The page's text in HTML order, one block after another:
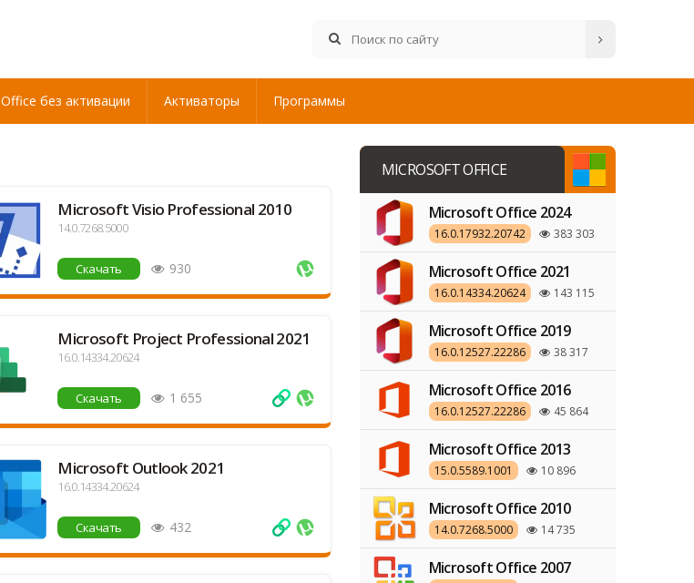
Office без активации Активаторы Программы
Microsoft Visio Professional 2010
14.0.7268.5000
Скачать 930
Microsoft Project Professional 2021
16.0.14334.20624
Скачать 1 655
Microsoft Outlook 2021
16.0.14334.20624
Скачать 432
MICROSOFT OFFICE
Microsoft Office 2024
16.0.17932.20742 383 303
Microsoft Office 2021
16.0.14334.20624 143 115
Microsoft Office 2019
16.0.12527.22286 38 317
Microsoft Office 2016
16.0.12527.22286 45 864
Microsoft Office 2013
15.0.5589.1001 10 896
Microsoft Office 2010
14.0.7268.5000 14 735
Microsoft Office 2007